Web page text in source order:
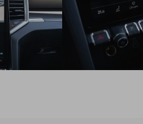
predné a zadné
bezkľúčovým odomykaním a